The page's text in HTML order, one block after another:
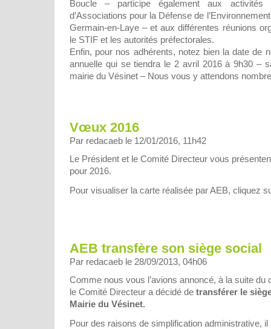
Boucle – participe également aux
d’Associations pour la Défense de
Germain-en-Laye – et aux différentes réunions
le STIF et les autorités préfectorales.
Enfin, pour nos adhérents, notez bien la date de
annuelle qui se tiendra le 2 avril 2016 à 9h30 –
mairie du Vésinet – Nous vous y attendons
Vœux 2016
Par redacaeb le 12/01/2016, 11h42
Le Président et le Comité Directeur vous
pour 2016.
Pour visualiser la carte réalisée par AEB, cliquez
AEB transfère son siège social
Par redacaeb le 28/09/2013, 04h06
Comme nous vous l’avions annoncé, à la suite du
le Comité Directeur a décidé de transférer le
Mairie du Vésinet.
Pour des raisons de simplification administrative,